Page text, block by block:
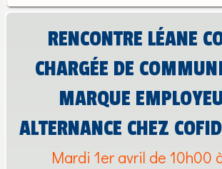
RENCONTRE LÉANE
CHARGÉE DE
MARQUE
ALTERNANCE CHEZ
Mardi 1er avril de 10h00